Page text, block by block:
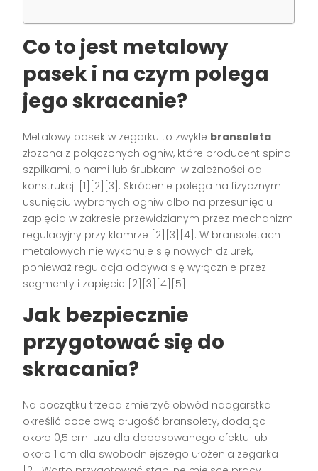
Co to jest metalowy
pasek i na czym polega
jego skracanie?
Metalowy pasek w zegarku to zwykle bransoleta
złożona z połączonych ogniw, które producent spina
szpilkami, pinami lub śrubkami w zależności od
konstrukcji [1][2][3]. Skrócenie polega na fizycznym
usunięciu wybranych ogniw albo na przesunięciu
zapięcia w zakresie przewidzianym przez mechanizm
regulacyjny przy klamrze [2][3][4]. W bransoletach
metalowych nie wykonuje się nowych dziurek,
ponieważ regulacja odbywa się wyłącznie przez
segmenty i zapięcie [2][3][4][5].
Jak bezpiecznie
przygotować się do
skracania?
Na początku trzeba zmierzyć obwód nadgarstka i
określić docelową długość bransolety, dodając
około 0,5 cm luzu dla dopasowanego efektu lub
około 1 cm dla swobodniejszego ułożenia zegarka